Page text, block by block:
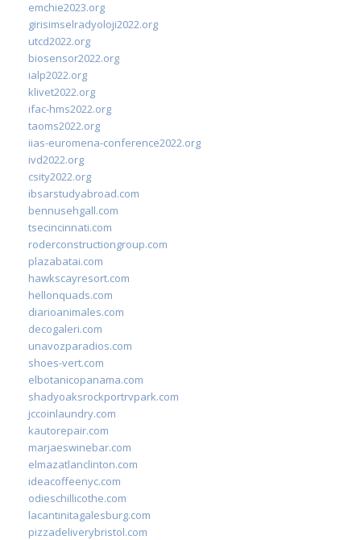
emchie2023.org
girisimselradyoloji2022.org
utcd2022.org
biosensor2022.org
ialp2022.org
klivet2022.org
ifac-hms2022.org
taoms2022.org
iias-euromena-conference2022.org
ivd2022.org
csity2022.org
ibsarstudyabroad.com
bennusehgall.com
tsecincinnati.com
roderconstructiongroup.com
plazabatai.com
hawkscayresort.com
hellonquads.com
diarioanimales.com
decogaleri.com
unavozparadios.com
shoes-vert.com
elbotanicopanama.com
shadyoaksrockportrvpark.com
jccoinlaundry.com
kautorepair.com
marjaeswinebar.com
elmazatlanclinton.com
ideacoffeenyc.com
odieschillicothe.com
lacantinitagalesburg.com
pizzadeliverybristol.com